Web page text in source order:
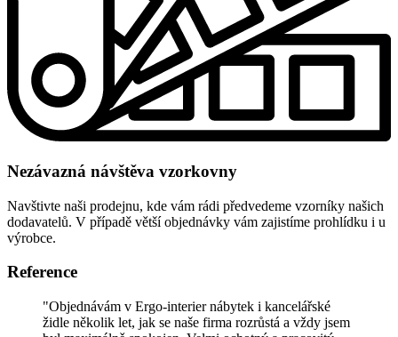
Nezávazná návštěva vzorkovny
Navštivte naši prodejnu, kde vám rádi předvedeme vzorníky našich
dodavatelů. V případě větší objednávky vám zajistíme prohlídku i u
výrobce.
Reference
"Objednávám v Ergo-interier nábytek i kancelářské
židle několik let, jak se naše firma rozrůstá a vždy jsem